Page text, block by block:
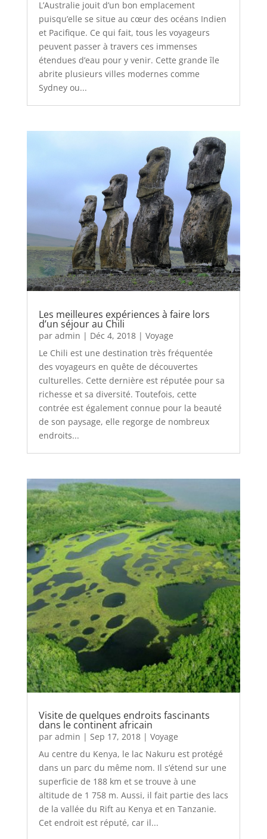
L’Australie jouit d’un bon emplacement
puisqu’elle se situe au cœur des océans Indien
et Pacifique. Ce qui fait, tous les voyageurs
peuvent passer à travers ces immenses
étendues d’eau pour y venir. Cette grande île
abrite plusieurs villes modernes comme
Sydney ou...
Les meilleures expériences à faire lors
d’un séjour au Chili
par admin | Déc 4, 2018| Voyage
Le Chili est une destination très fréquentée
des voyageurs en quête de découvertes
culturelles. Cette dernière est réputée pour sa
richesse et sa diversité. Toutefois, cette
contrée est également connue pour la beauté
de son paysage, elle regorge de nombreux
endroits...
Visite de quelques endroits fascinants
dans le continent africain
par admin | Sep 17, 2018| Voyage
Au centre du Kenya, le lac Nakuru est protégé
dans un parc du même nom. Il s’étend sur une
superficie de 188 km et se trouve à une
altitude de 1 758 m. Aussi, il fait partie des lacs
de la vallée du Rift au Kenya et en Tanzanie.
Cet endroit est réputé, car il...